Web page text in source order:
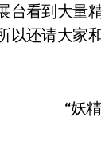
看到大量精
以还请大家